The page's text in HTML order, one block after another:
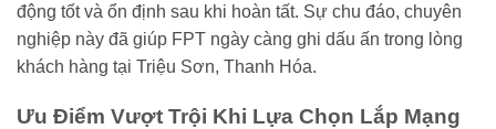
động tốt và ổn định sau khi hoàn tất. Sự chu đáo, chuyên
nghiệp này đã giúp FPT ngày càng ghi dấu ấn trong lòng
khách hàng tại Triệu Sơn, Thanh Hóa.
Ưu Điểm Vượt Trội Khi Lựa Chọn Lắp Mạng